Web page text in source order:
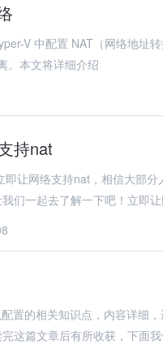
。本文将详细介绍
持nat
让网络支持nat，相信大部
们一起去了解一下吧！立即
置的相关知识点，内容详细
这篇文章后有所收获，下面